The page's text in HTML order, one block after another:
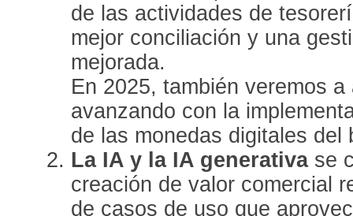
de las actividades de
mejor conciliación y una
mejorada.
En 2025, también veremos
avanzando con la
de las monedas digitales del
La IA y la IA generativase
creación de valor comercial
de casos de uso que